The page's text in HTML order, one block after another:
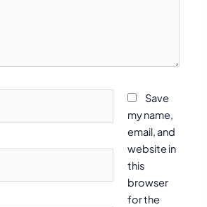
Save
my name,
email, and
website in
this
browser
for the